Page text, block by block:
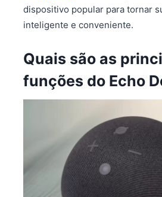
dispositivo popular para tornar
inteligente e conveniente.
Quais são as
funções do Echo